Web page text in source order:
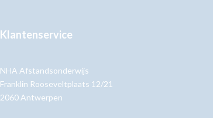
Klantenservice
NHA Afstandsonderwijs
Franklin Rooseveltplaats 12/21
2060 Antwerpen